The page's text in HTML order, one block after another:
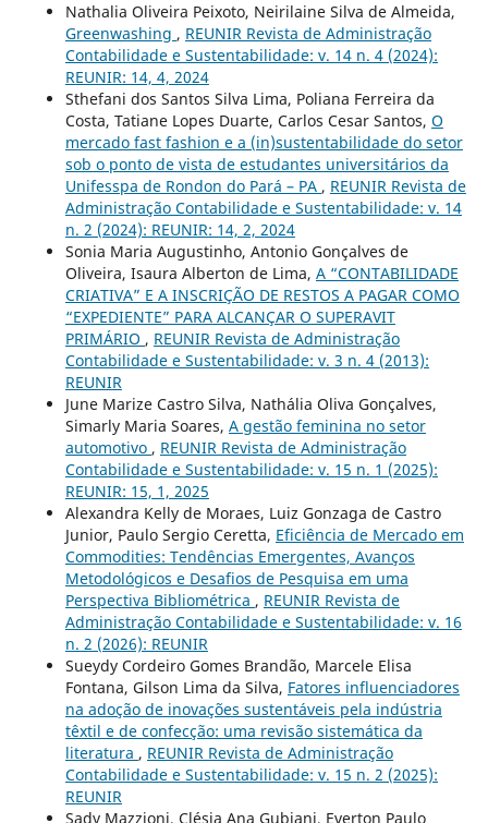
Nathalia Oliveira Peixoto, Neirilaine Silva de Almeida,
Greenwashing , REUNIR Revista de Administração
Contabilidade e Sustentabilidade: v. 14 n. 4 (2024):
REUNIR: 14, 4, 2024
Sthefani dos Santos Silva Lima, Poliana Ferreira da
Costa, Tatiane Lopes Duarte, Carlos Cesar Santos, O
mercado fast fashion e a (in)sustentabilidade do setor
sob o ponto de vista de estudantes universitários da
Unifesspa de Rondon do Pará – PA , REUNIR Revista de
Administração Contabilidade e Sustentabilidade: v. 14
n. 2 (2024): REUNIR: 14, 2, 2024
Sonia Maria Augustinho, Antonio Gonçalves de
Oliveira, Isaura Alberton de Lima, A “CONTABILIDADE
CRIATIVA” E A INSCRIÇÃO DE RESTOS A PAGAR COMO
“EXPEDIENTE” PARA ALCANÇAR O SUPERAVIT
PRIMÁRIO , REUNIR Revista de Administração
Contabilidade e Sustentabilidade: v. 3 n. 4 (2013):
REUNIR
June Marize Castro Silva, Nathália Oliva Gonçalves,
Simarly Maria Soares, A gestão feminina no setor
automotivo , REUNIR Revista de Administração
Contabilidade e Sustentabilidade: v. 15 n. 1 (2025):
REUNIR: 15, 1, 2025
Alexandra Kelly de Moraes, Luiz Gonzaga de Castro
Junior, Paulo Sergio Ceretta, Eficiência de Mercado em
Commodities: Tendências Emergentes, Avanços
Metodológicos e Desafios de Pesquisa em uma
Perspectiva Bibliométrica , REUNIR Revista de
Administração Contabilidade e Sustentabilidade: v. 16
n. 2 (2026): REUNIR
Sueydy Cordeiro Gomes Brandão, Marcele Elisa
Fontana, Gilson Lima da Silva, Fatores influenciadores
na adoção de inovações sustentáveis pela indústria
têxtil e de confecção: uma revisão sistemática da
literatura , REUNIR Revista de Administração
Contabilidade e Sustentabilidade: v. 15 n. 2 (2025):
REUNIR
Sady Mazzioni, Clésia Ana Gubiani, Everton Paulo